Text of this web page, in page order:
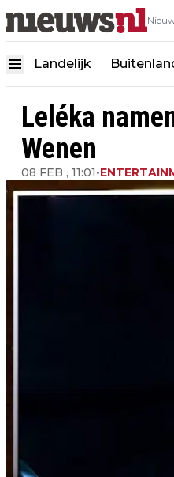
Landelijk
Leléka
Wenen
08 FEB , 11:01•